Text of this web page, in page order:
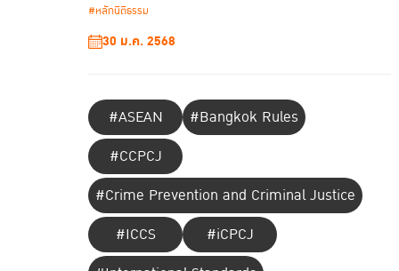
#หลักนิติธรรม
30 ม.ค. 2568
#ASEAN
#Bangkok Rules
#CCPCJ
#Crime Prevention and Criminal Justice
#ICCS
#iCPCJ